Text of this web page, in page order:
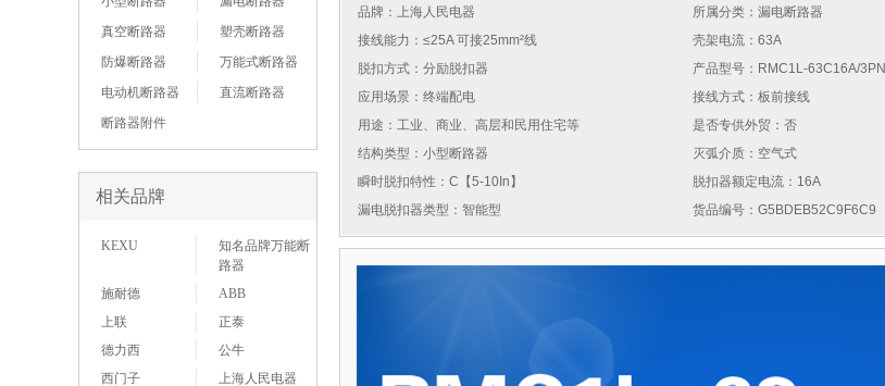
真空断路器
塑壳断路器
防爆断路器
万能式断路器
电动机断路器
直流断路器
断路器附件
相关品牌
KEXU
知名品牌万能断
路器
施耐德
ABB
上联
正泰
德力西
公牛
西门子
上海人民电器
品牌： 上海人民电器 所属分类：漏电断路器
接线能力：≤25A 可接25mm²线
壳架电流：63A
脱扣方式：分励脱扣器
产品型号：RMC1L-63C16A/3PN
应用场景：终端配电
接线方式：板前接线
用途：工业、商业、高层和民用住宅等
是否专供外贸：否
结构类型：小型断路器
灭弧介质：空气式
瞬时脱扣特性：C【5-10In】
脱扣器额定电流：16A
漏电脱扣器类型：智能型
货品编号：G5BDEB52C9F6C9